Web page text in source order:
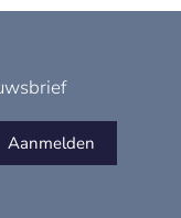
Aanmelden